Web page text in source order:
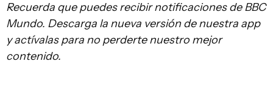
Recuerda quepuedes recibir notificaciones de BBC
Mundo. Descarga la nueva versión de nuestra app
y actívalas para no perderte nuestro mejor
contenido.